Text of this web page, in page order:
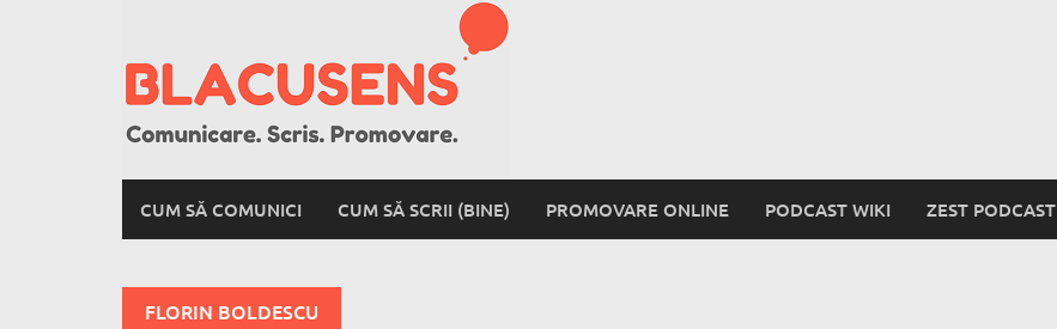
CUM SĂ COMUNICI CUM SĂ SCRII (BINE) PROMOVARE ONLINE PODCAST WIKI ZEST PODCAST
FLORIN BOLDESCU